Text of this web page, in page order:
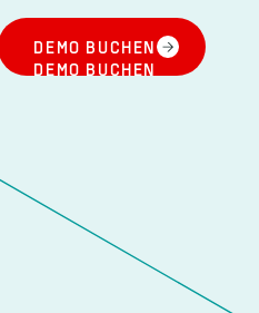
DEMO BUCHEN
DEMO BUCHEN